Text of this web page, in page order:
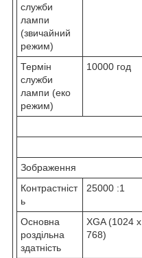
служби
лампи
(звичайний
режим)
Термін
служби
лампи (еко
режим)
10000 год
Зображення
Контрастніст
ь
25000 :1
Основна
роздільна
здатність
XGA (1024 x
768)